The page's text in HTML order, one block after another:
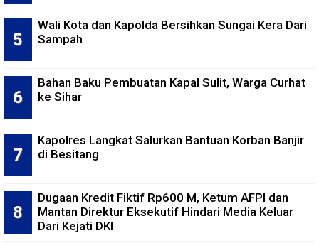
Wali Kota dan Kapolda Bersihkan Sungai Kera Dari
Sampah
Bahan Baku Pembuatan Kapal Sulit, Warga Curhat
ke Sihar
Kapolres Langkat Salurkan Bantuan Korban Banjir
di Besitang
Dugaan Kredit Fiktif Rp600 M, Ketum AFPI dan
Mantan Direktur Eksekutif Hindari Media Keluar
Dari Kejati DKI